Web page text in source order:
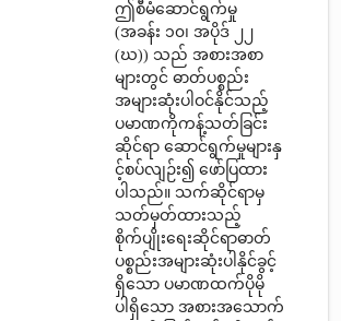
ဤစီမံဆောင်ရွက်မှု
(အခန်း ၁၀၊ အပိုဒ် ၂၂
(ဃ)) သည် အစားအစာ
များတွင် ဓာတ်ပစ္စည်း
အများဆုံးပါဝင်နိုင်သည့်
ပမာဏကိုကန့်သတ်ခြင်း
ဆိုင်ရာ ဆောင်ရွက်မှုများနှ
င့်စပ်လျဉ်း၍ ဖော်ပြထား
ပါသည်။ သက်ဆိုင်ရာမှ
သတ်မှတ်ထားသည့်
စိုက်ပျိုးရေးဆိုင်ရာဓာတ်
ပစ္စည်းအများဆုံးပါနိုင်ခွင့်
ရှိသော ပမာဏထက်ပိုမို
ပါရှိသော အစားအသောက်